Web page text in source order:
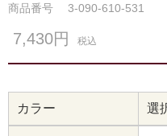
商品番号 3-090-610-531
7,430円 税込
カラー 選